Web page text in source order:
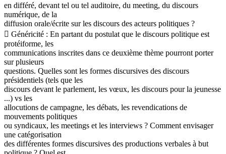
en différé, devant tel ou tel auditoire, du meeting, du discours
numérique, de la
diffusion orale/écrite sur les discours des acteurs politiques ?
 Généricité : En partant du postulat que le discours politique est
protéiforme, les
communications inscrites dans ce deuxième thème pourront porter
sur plusieurs
questions. Quelles sont les formes discursives des discours
présidentiels (tels que les
discours devant le parlement, les vœux, les discours pour la jeunesse
...) vs les
allocutions de campagne, les débats, les revendications de
mouvements politiques
ou syndicaux, les meetings et les interviews ? Comment envisager
une catégorisation
des différentes formes discursives des productions verbales à but